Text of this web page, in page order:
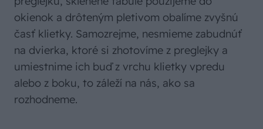
okienok a drôteným pletivom obalíme zvyšnú
časť klietky. Samozrejme, nesmieme zabudnúť
na dvierka, ktoré si zhotovíme z preglejky a
umiestnime ich buď z vrchu klietky vpredu
alebo z boku, to záleží na nás, ako sa
rozhodneme.